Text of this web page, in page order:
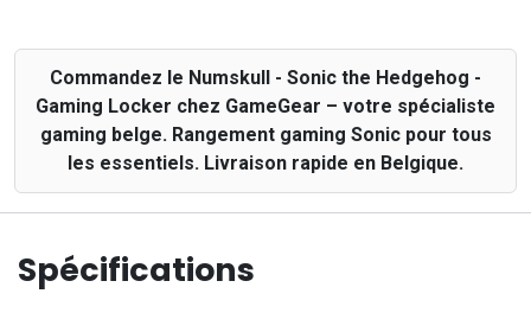
Commandez le Numskull - Sonic the Hedgehog -
Gaming Locker chez GameGear – votre spécialiste
gaming belge. Rangement gaming Sonic pour tous
les essentiels. Livraison rapide en Belgique.
Spécifications